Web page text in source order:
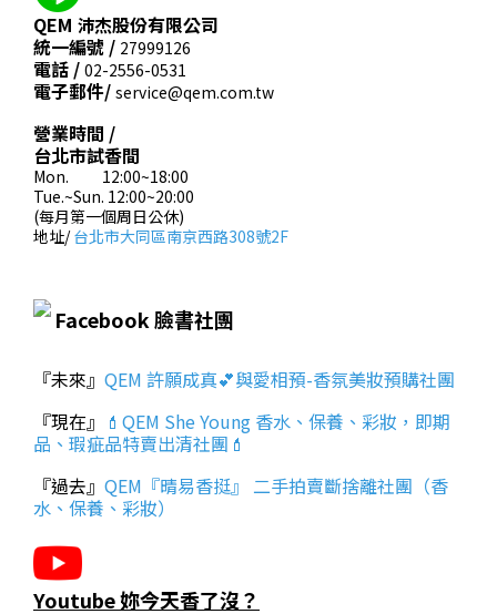
QEM 沛杰股份有限公司
統一編號 / 27999126
電話 / 02-2556-0531
電子郵件/ service@qem.com.tw
營業時間 /
台北市試香間
Mon. 12:00~18:00
Tue.~Sun. 12:00~20:00
(每月第一個周日公休)
地址/台北市大同區南京西路308號2F
Facebook 臉書社團
『未來』 QEM 許願成真💕與愛相預-香氛美妝預購社團
『現在』 💄QEM She Young 香水、保養、彩妝，即期
品、瑕疵品特賣出清社團💄
『過去』 QEM『晴易香挺』 二手拍賣斷捨離社團（香
水、保養、彩妝）
Youtube 妳今天香了沒？